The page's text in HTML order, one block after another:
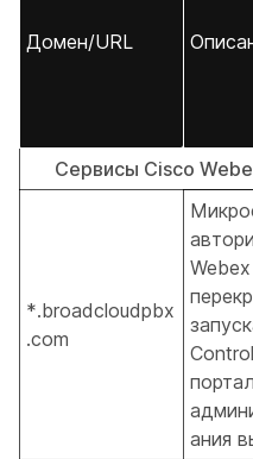
Домен/URL
Сервисы Cisco
*.broadcloudpbx
.com
портал
ания